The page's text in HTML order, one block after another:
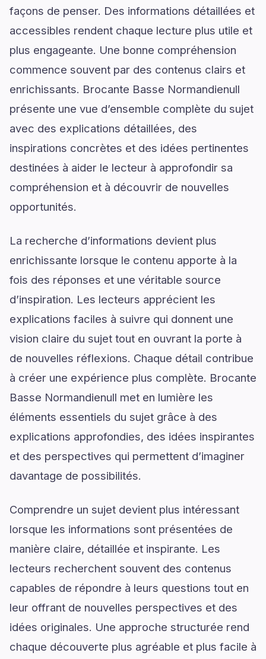
façons de penser. Des informations détaillées et
accessibles rendent chaque lecture plus utile et
plus engageante. Une bonne compréhension
commence souvent par des contenus clairs et
enrichissants. Brocante Basse Normandienull
présente une vue d’ensemble complète du sujet
avec des explications détaillées, des
inspirations concrètes et des idées pertinentes
destinées à aider le lecteur à approfondir sa
compréhension et à découvrir de nouvelles
opportunités.
La recherche d’informations devient plus
enrichissante lorsque le contenu apporte à la
fois des réponses et une véritable source
d’inspiration. Les lecteurs apprécient les
explications faciles à suivre qui donnent une
vision claire du sujet tout en ouvrant la porte à
de nouvelles réflexions. Chaque détail contribue
à créer une expérience plus complète. Brocante
Basse Normandienull met en lumière les
éléments essentiels du sujet grâce à des
explications approfondies, des idées inspirantes
et des perspectives qui permettent d’imaginer
davantage de possibilités.
Comprendre un sujet devient plus intéressant
lorsque les informations sont présentées de
manière claire, détaillée et inspirante. Les
lecteurs recherchent souvent des contenus
capables de répondre à leurs questions tout en
leur offrant de nouvelles perspectives et des
idées originales. Une approche structurée rend
chaque découverte plus agréable et plus facile à